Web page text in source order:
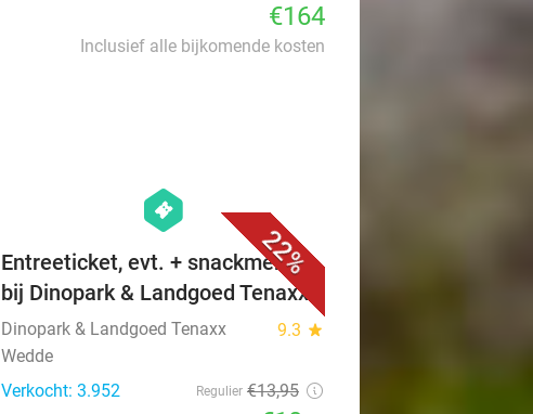
€164
Inclusief alle bijkomende kosten
22%
hexagon
events
Entreeticket, evt. + snackmenu
bij Dinopark & Landgoed Tenaxx
Dinopark & Landgoed Tenaxx 9.3 star
Wedde
Verkocht: 3.952
Regulier €13,95